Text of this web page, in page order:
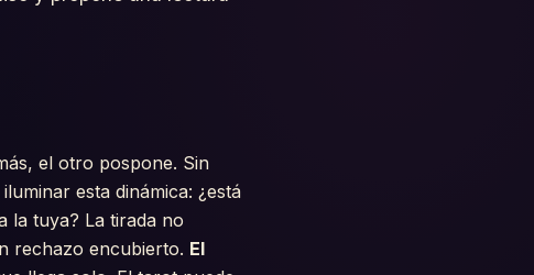
el otro pospone. Sin
esta dinámica: ¿está
la tuya? La tirada no
rechazo encubierto. El